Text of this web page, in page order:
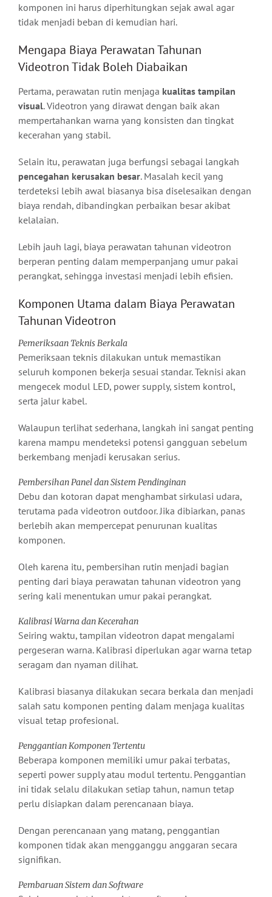
komponen ini harus diperhitungkan sejak awal agar
tidak menjadi beban di kemudian hari.
Mengapa Biaya Perawatan Tahunan
Videotron Tidak Boleh Diabaikan
Pertama, perawatan rutin menjaga kualitas tampilan
visual. Videotron yang dirawat dengan baik akan
mempertahankan warna yang konsisten dan tingkat
kecerahan yang stabil.
Selain itu, perawatan juga berfungsi sebagai langkah
pencegahan kerusakan besar. Masalah kecil yang
terdeteksi lebih awal biasanya bisa diselesaikan dengan
biaya rendah, dibandingkan perbaikan besar akibat
kelalaian.
Lebih jauh lagi, biaya perawatan tahunan videotron
berperan penting dalam memperpanjang umur pakai
perangkat, sehingga investasi menjadi lebih efisien.
Komponen Utama dalam Biaya Perawatan
Tahunan Videotron
Pemeriksaan Teknis Berkala
Pemeriksaan teknis dilakukan untuk memastikan
seluruh komponen bekerja sesuai standar. Teknisi akan
mengecek modul LED, power supply, sistem kontrol,
serta jalur kabel.
Walaupun terlihat sederhana, langkah ini sangat penting
karena mampu mendeteksi potensi gangguan sebelum
berkembang menjadi kerusakan serius.
Pembersihan Panel dan Sistem Pendinginan
Debu dan kotoran dapat menghambat sirkulasi udara,
terutama pada videotron outdoor. Jika dibiarkan, panas
berlebih akan mempercepat penurunan kualitas
komponen.
Oleh karena itu, pembersihan rutin menjadi bagian
penting dari biaya perawatan tahunan videotron yang
sering kali menentukan umur pakai perangkat.
Kalibrasi Warna dan Kecerahan
Seiring waktu, tampilan videotron dapat mengalami
pergeseran warna. Kalibrasi diperlukan agar warna tetap
seragam dan nyaman dilihat.
Kalibrasi biasanya dilakukan secara berkala dan menjadi
salah satu komponen penting dalam menjaga kualitas
visual tetap profesional.
Penggantian Komponen Tertentu
Beberapa komponen memiliki umur pakai terbatas,
seperti power supply atau modul tertentu. Penggantian
ini tidak selalu dilakukan setiap tahun, namun tetap
perlu disiapkan dalam perencanaan biaya.
Dengan perencanaan yang matang, penggantian
komponen tidak akan mengganggu anggaran secara
signifikan.
Pembaruan Sistem dan Software